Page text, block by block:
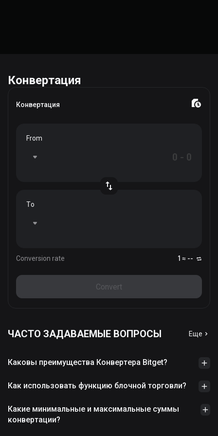
Конвертация
Конвертация
From
To
Conversion rate 1 ≈ --
Convert
ЧАСТО ЗАДАВАЕМЫЕ ВОПРОСЫ Еще
Каковы преимущества Конвертера Bitget?
Как использовать функцию блочной торговли?
Какие минимальные и максимальные суммы
конвертации?